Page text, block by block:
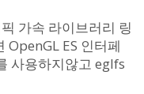
가속 라이브러리 링
OpenGL ES 인터페
사용하지않고 eglfs